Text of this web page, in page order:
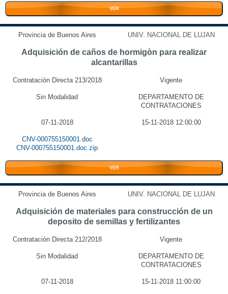
VER
Provincia de Buenos Aires UNIV. NACIONAL DE LUJAN
Adquisición de caños de hormigòn para realizar
alcantarillas
Contratación Directa 213/2018 Vigente
Sin Modalidad
DEPARTAMENTO DE
CONTRATACIONES
07-11-2018 15-11-2018 12:00:00
CNV-000755150001.doc
CNV-000755150001.doc.zip
VER
Provincia de Buenos Aires UNIV. NACIONAL DE LUJAN
Adquisición de materiales para construcción de un
deposito de semillas y fertilizantes
Contratación Directa 212/2018 Vigente
Sin Modalidad
DEPARTAMENTO DE
CONTRATACIONES
07-11-2018 15-11-2018 11:00:00